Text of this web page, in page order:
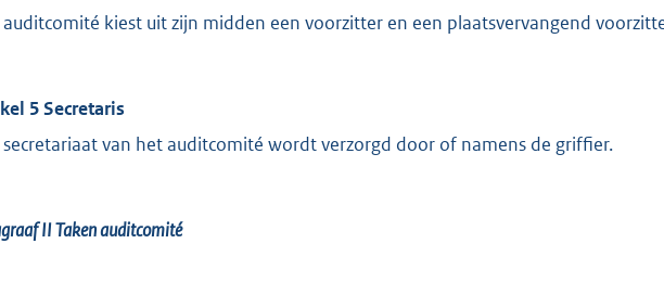
kiest uit zijn midden een voorzitter en een plaatsvervangend
5 Secretaris
van het auditcomité wordt verzorgd door of namens de griffier.
IITaken auditcomité